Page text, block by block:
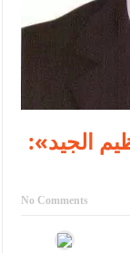
من رفاق السلاح
العاهل البحريني
من التوفيق
الجيد»:
No Comments